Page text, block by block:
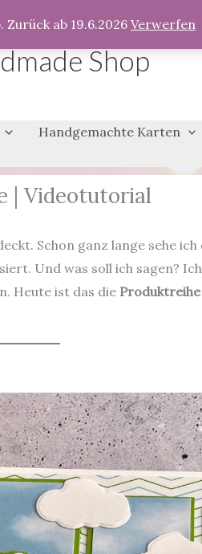
ab 19.6.2026 Verwerfen
Shop
Handgemachte Karten
| Videotutorial
Schon ganz lange sehe
Und was soll ich sagen?
Heute ist das die